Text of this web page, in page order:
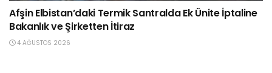
Afşin Elbistan’daki Termik Santralda Ek Ünite İptaline
Bakanlık ve Şirketten İtiraz
4 AĞUSTOS 2026